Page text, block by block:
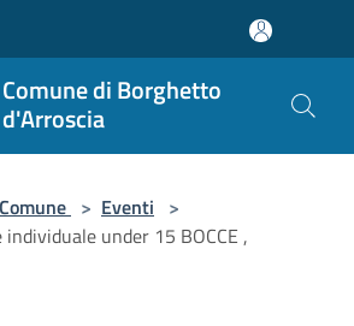
Comune di Borghetto
d'Arroscia
> Eventi >
under 15 BOCCE ,